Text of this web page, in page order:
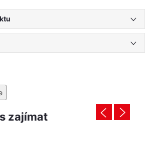
zajímat